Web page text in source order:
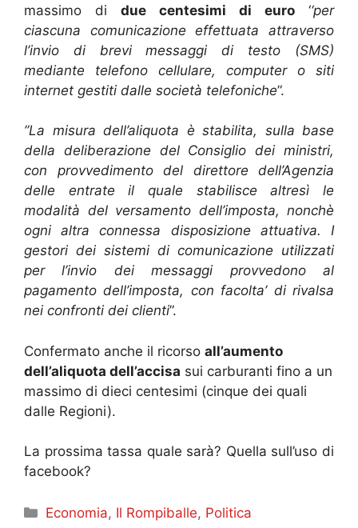
massimo di due centesimi di euro ‘‘per
ciascuna comunicazione effettuata attraverso
l’invio di brevi messaggi di testo (SMS)
mediante telefono cellulare, computer o siti
internet gestiti dalle società telefoniche”.
”La misura dell’aliquota è stabilita, sulla base
della deliberazione del Consiglio dei ministri,
con provvedimento del direttore dell’Agenzia
delle entrate il quale stabilisce altresì le
modalità del versamento dell’imposta, nonchè
ogni altra connessa disposizione attuativa. I
gestori dei sistemi di comunicazione utilizzati
per l’invio dei messaggi provvedono al
pagamento dell’imposta, con facolta’ di rivalsa
nei confronti dei clienti”.
Confermato anche il ricorso all’aumento
dell’aliquota dell’accisa sui carburanti fino a un
massimo di dieci centesimi (cinque dei quali
dalle Regioni).
La prossima tassa quale sarà? Quella sull’uso di
facebook?
Categorie
Economia, Il Rompiballe, Politica